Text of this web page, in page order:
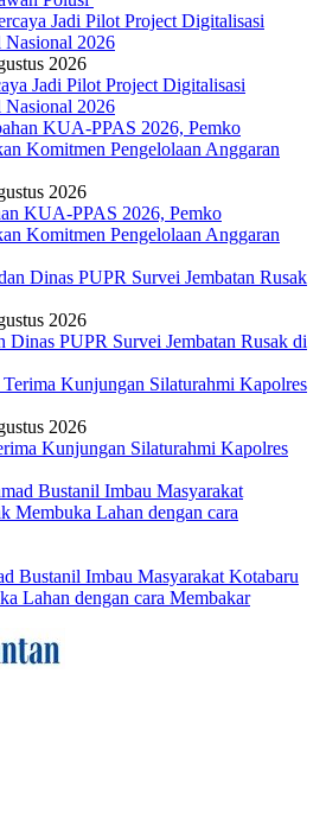
2026
Jadi Pilot Project Digitalisasi
Nasional 2026
2026
KUA-PPAS 2026, Pemko
Komitmen Pengelolaan Anggaran
2026
Dinas PUPR Survei Jembatan Rusak di
2026
Kunjungan Silaturahmi Kapolres
Bustanil Imbau Masyarakat Kotabaru
Lahan dengan cara Membakar